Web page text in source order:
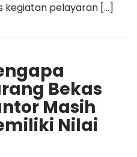
kegiatan pelayaran […]
Bekas
Masih
Nilai